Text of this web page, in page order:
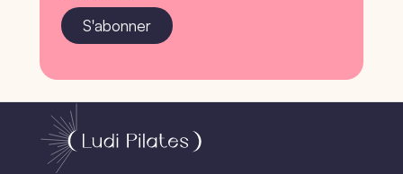
S'abonner